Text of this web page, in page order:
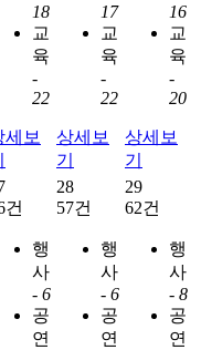
18
교
육
-
22
세보
17
교
육
-
22
상세보
기
16
교
육
-
20
상세보
기
건
행
사
- 6
공
연
28
57건
행
사
- 6
공
연
29
62건
행
사
- 8
공
연